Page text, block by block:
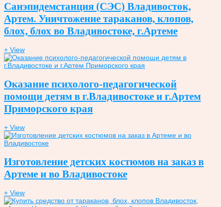
Санэпидемстанция (СЭС) Владивосток,
Артем. Уничтожение тараканов, клопов,
блох, блох во Владивостоке, г.Артеме
+ View
Оказание психолого-педагогической
помощи детям в г.Владивостоке и г.Артем
Приморского края
+ View
Изготовление детских костюмов на заказ в
Артеме и во Владивостоке
+ View